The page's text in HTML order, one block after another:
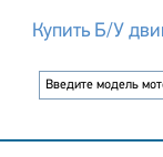
Купить Б/У